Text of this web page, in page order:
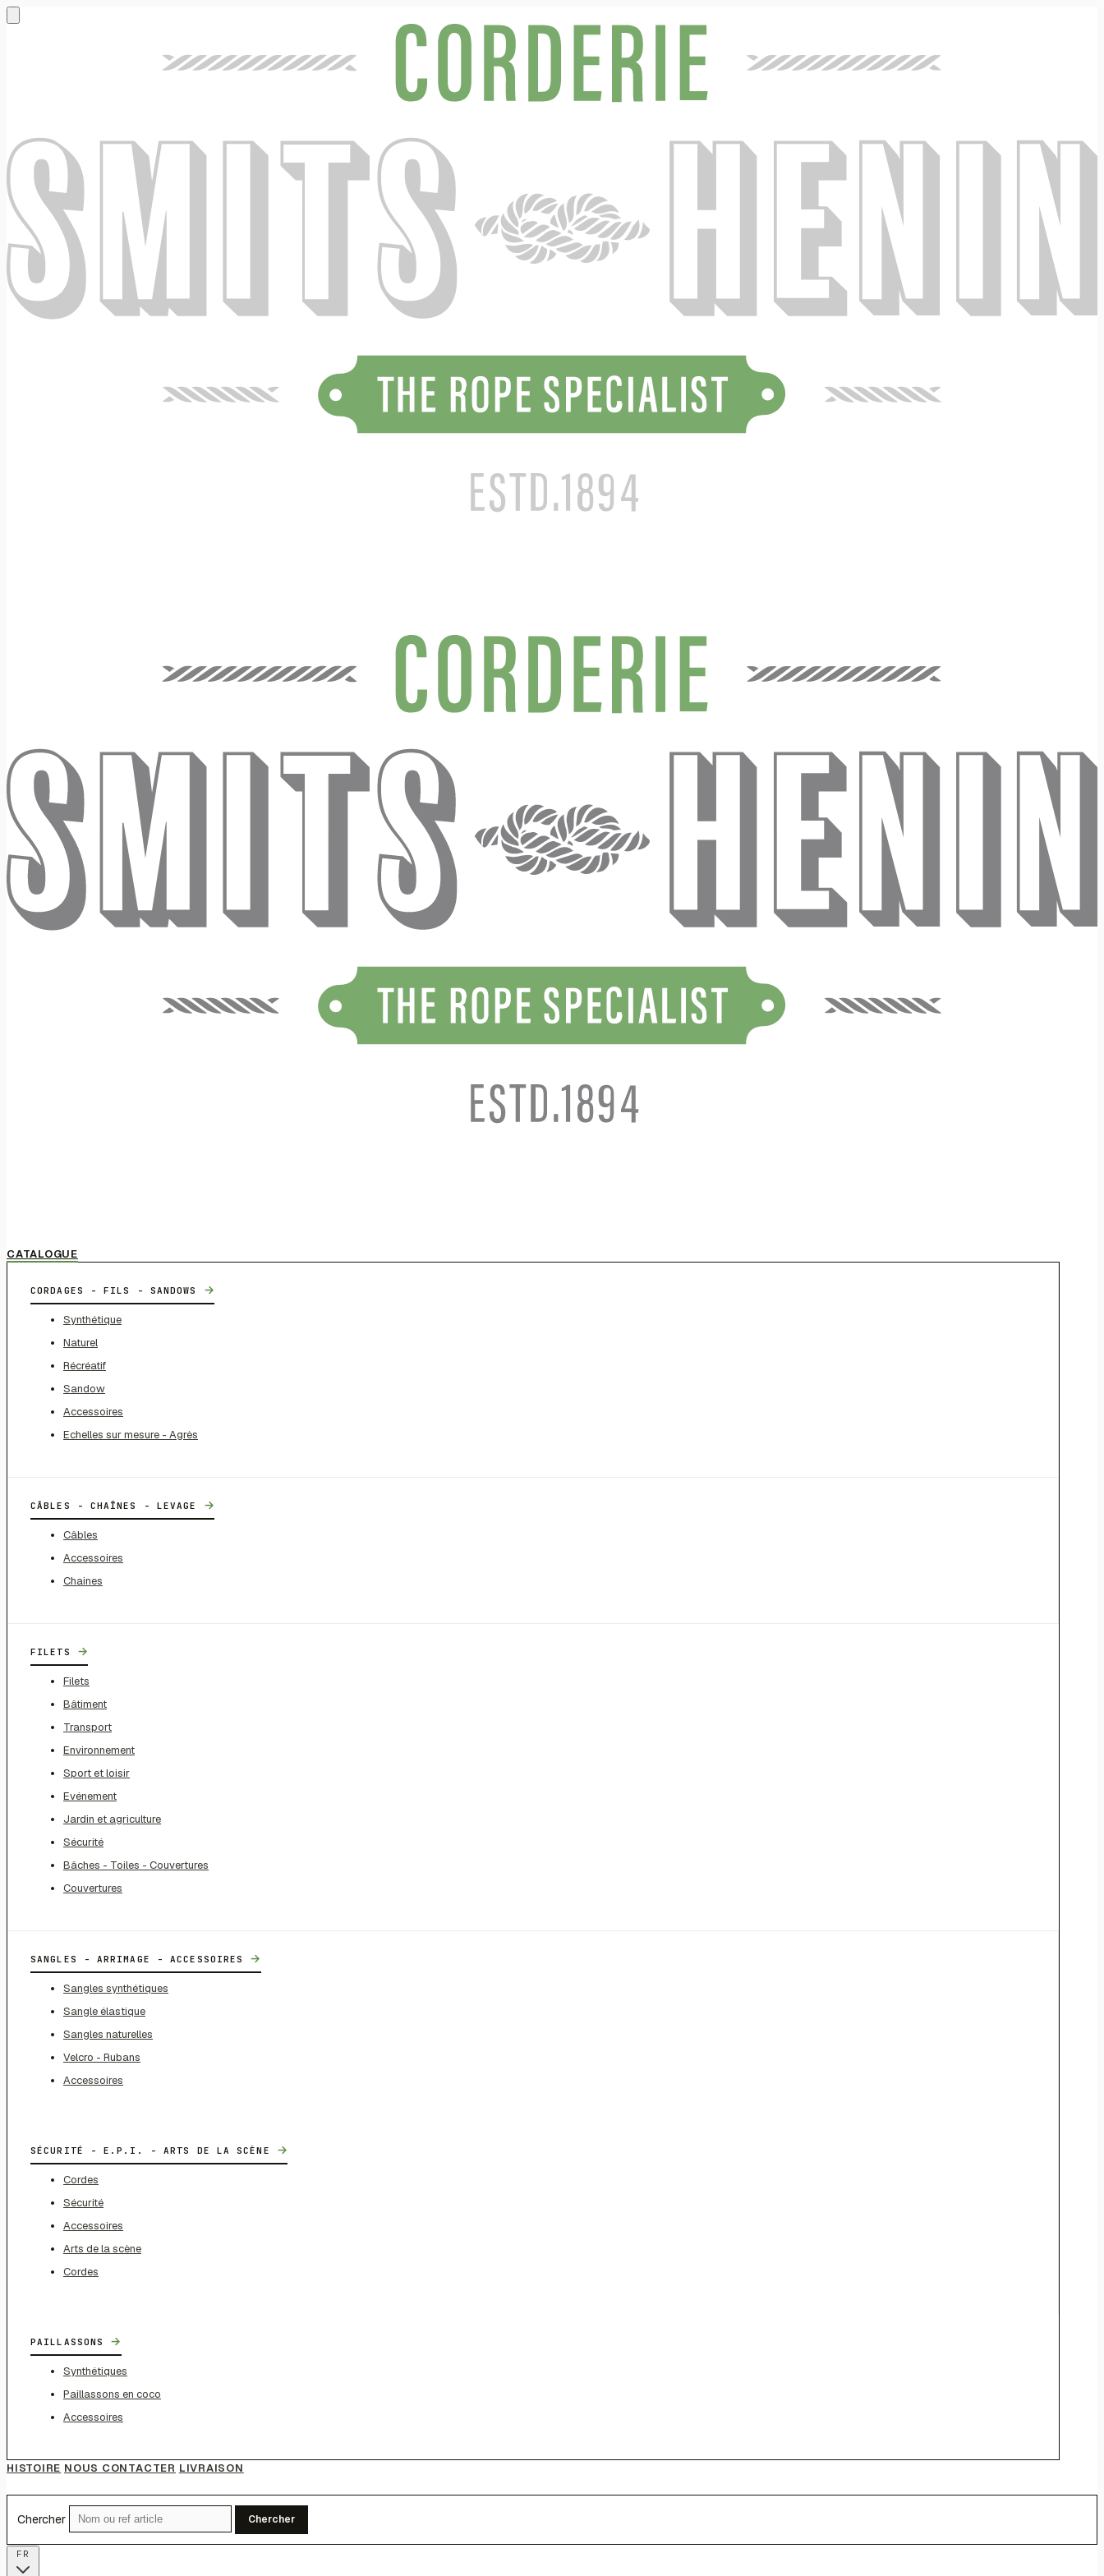
CATALOGUE
CORDAGES - FILS - SANDOWS →
Synthétique
Naturel
Récréatif
Sandow
Accessoires
Echelles sur mesure - Agrès
CÂBLES - CHAÎNES - LEVAGE →
Câbles
Accessoires
Chaines
FILETS →
Filets
Bâtiment
Transport
Environnement
Sport et loisir
Evénement
Jardin et agriculture
Sécurité
Bâches - Toiles - Couvertures
Couvertures
SANGLES - ARRIMAGE - ACCESSOIRES →
Sangles synthétiques
Sangle élastique
Sangles naturelles
Velcro - Rubans
Accessoires
SÉCURITÉ - E.P.I. - ARTS DE LA SCÈNE →
Cordes
Sécurité
Accessoires
Arts de la scène
Cordes
PAILLASSONS →
Synthétiques
Paillassons en coco
Accessoires
HISTOIRE NOUS CONTACTER LIVRAISON
Chercher Chercher